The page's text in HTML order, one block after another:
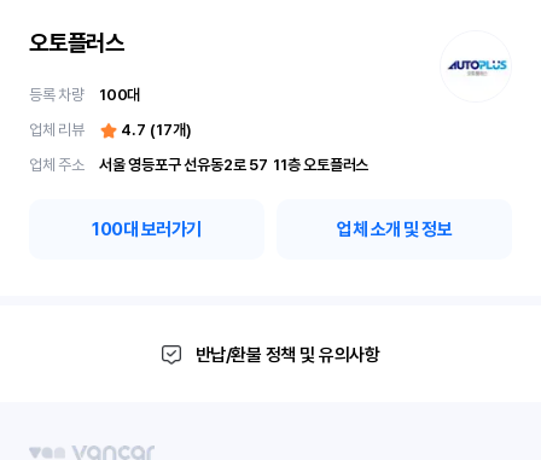
오토플러스
등록 차량 100대
업체 리뷰
4.7 (17개)
업체 주소
서울 영등포구 선유동2로 57	11층 오토플러스
100대 보러가기 업체 소개 및 정보
반납/환불 정책 및 유의사항